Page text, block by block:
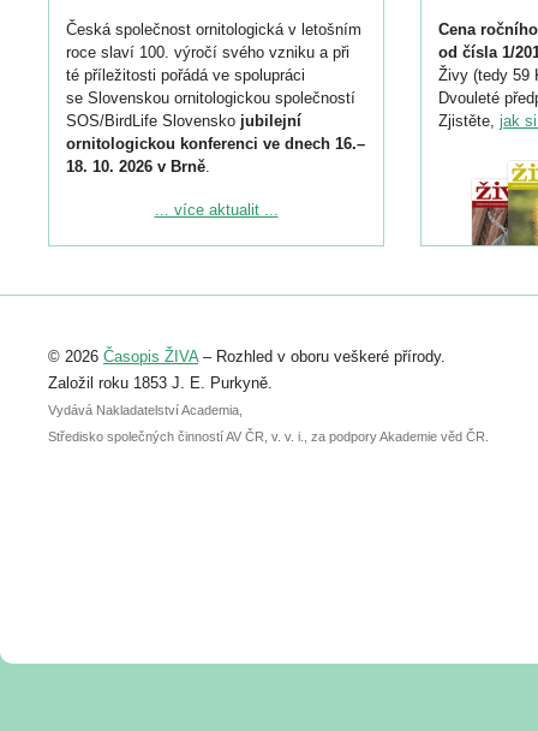
Česká společnost ornitologická v letošním
roce slaví 100. výročí svého vzniku a při
té příležitosti pořádá ve spolupráci
se Slovenskou ornitologickou společností
SOS/BirdLife Slovensko jubilejní
ornitologickou konferenci ve dnech 16.–
18. 10. 2026 v Brně.
Podrobnější informace ke konferenci
Registrovat se můžete do 6. září.
abstraktu přihlášené přednášky nebo
posteru je už 30. června.
... více aktualit ...
Cena
od čísla 1/
Živy (tedy 59
Dvouleté
Zjistěte, jak
© 2026 Časopis ŽIVA– Rozhled v oboru veškeré přírody.
Založil roku 1853 J. E. Purkyně.
Vydává Nakladatelství Academia,
Středisko společných činností AV ČR, v. v. i., za podpory Akademie věd ČR.